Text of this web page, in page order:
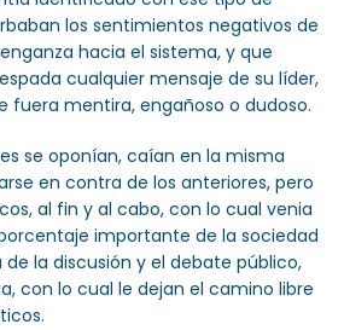
los sentimientos negativos de
hacia el sistema, y que
cualquier mensaje de su líder,
fuera mentira, engañoso o dudoso.
se oponían, caían en la misma
en contra de los anteriores, pero
al fin y al cabo, con lo cual venia
importante de la sociedad
de la discusión y el debate público,
con lo cual le dejan el camino libre